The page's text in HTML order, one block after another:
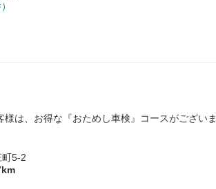
は、お得な『おためし車検』コースがございま
5-2